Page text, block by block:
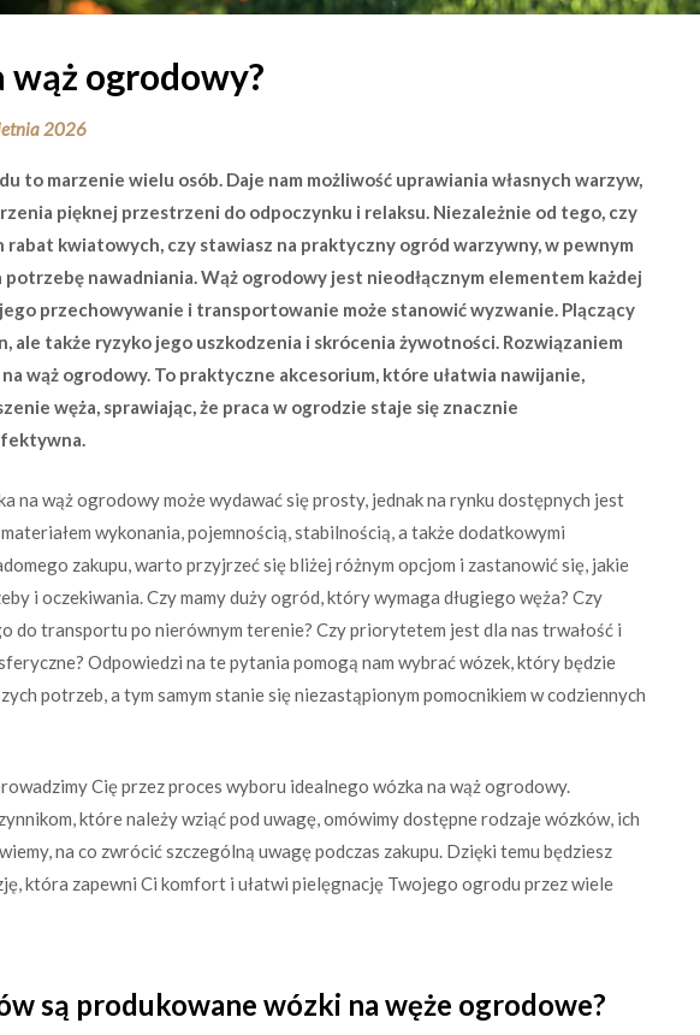
wąż ogrodowy?
2026
to marzenie wielu osób. Daje nam możliwość uprawiania własnych warzyw,
pięknej przestrzeni do odpoczynku i relaksu. Niezależnie od tego, czy
rabat kwiatowych, czy stawiasz na praktyczny ogród warzywny, w pewnym
potrzebę nawadniania. Wąż ogrodowy jest nieodłącznym elementem każdej
przechowywanie i transportowanie może stanowić wyzwanie. Plączący
ale także ryzyko jego uszkodzenia i skrócenia żywotności. Rozwiązaniem
wąż ogrodowy. To praktyczne akcesorium, które ułatwia nawijanie,
węża, sprawiając, że praca w ogrodzie staje się znacznie
na wąż ogrodowy może wydawać się prosty, jednak na rynku dostępnych jest
wykonania, pojemnością, stabilnością, a także dodatkowymi
zakupu, warto przyjrzeć się bliżej różnym opcjom i zastanowić się, jakie
i oczekiwania. Czy mamy duży ogród, który wymaga długiego węża? Czy
do transportu po nierównym terenie? Czy priorytetem jest dla nas trwałość i
Odpowiedzi na te pytania pomogą nam wybrać wózek, który będzie
potrzeb, a tym samym stanie się niezastąpionym pomocnikiem w codziennych
Cię przez proces wyboru idealnego wózka na wąż ogrodowy.
które należy wziąć pod uwagę, omówimy dostępne rodzaje wózków, ich
na co zwrócić szczególną uwagę podczas zakupu. Dzięki temu będziesz
która zapewni Ci komfort i ułatwi pielęgnację Twojego ogrodu przez wiele
są produkowane wózki na węże ogrodowe?